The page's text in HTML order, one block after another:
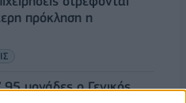
πρόκληση η
μονάδες ο Γενικός